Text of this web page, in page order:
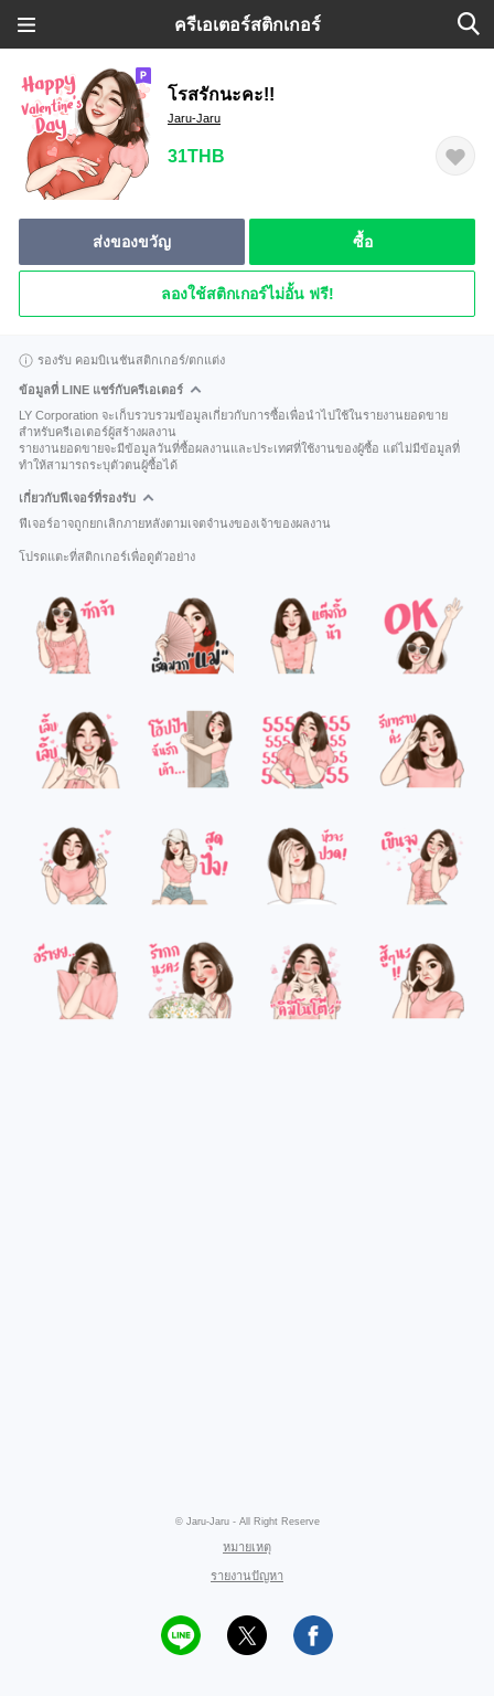
ครีเอเตอร์สติกเกอร์
โรสรักนะคะ!!
Jaru-Jaru
31THB
ส่งของขวัญ ซื้อ
ลองใช้สติกเกอร์ไม่อั้น ฟรี!
รองรับ คอมบิเนชันสติกเกอร์/ตกแต่ง
ข้อมูลที่ LINE แชร์กับครีเอเตอร์
LY Corporation จะเก็บรวบรวมข้อมูลเกี่ยวกับการซื้อเพื่อนำไปใช้ในรายงานยอดขาย
สำหรับครีเอเตอร์ผู้สร้างผลงาน
รายงานยอดขายจะมีข้อมูลวันที่ซื้อผลงานและประเทศที่ใช้งานของผู้ซื้อ แต่ไม่มีข้อมูลที่
ทำให้สามารถระบุตัวตนผู้ซื้อได้
เกี่ยวกับฟีเจอร์ที่รองรับ
ฟีเจอร์อาจถูกยกเลิกภายหลังตามเจตจำนงของเจ้าของผลงาน
โปรดแตะที่สติกเกอร์เพื่อดูตัวอย่าง
© Jaru-Jaru - All Right Reserve
หมายเหตุ
รายงานปัญหา